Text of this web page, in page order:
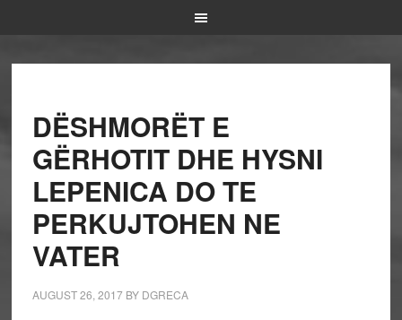
DËSHMORËT E
GËRHOTIT DHE HYSNI
LEPENICA DO TE
PERKUJTOHEN NE
VATER
AUGUST 26, 2017BY DGRECA